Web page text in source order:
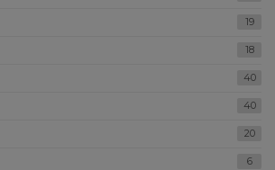
19
18
40
40
20
6